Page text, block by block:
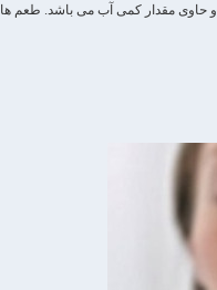
حاوی مقدار کمی آب می باشد. طعم